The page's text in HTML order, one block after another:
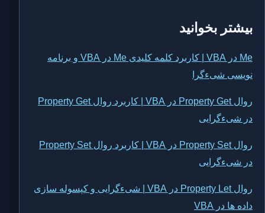
بیشتر بخوانید
Me در VBA | کاربرد کلمه کلیدی Me در VBA و برنامه
نویسی شیءگرا
روال Property Get در VBA | کاربرد روال Property Get
در شیءگرایی
روال Property Set در VBA | کاربرد روال Property Set
در شیءگرایی
روال Property Let در VBA | شیءگرایی و کپسوله سازی
داده ها در VBA